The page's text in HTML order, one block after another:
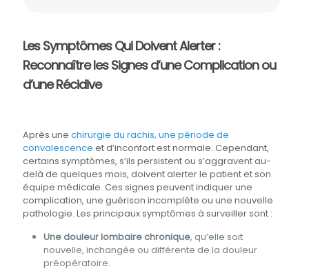
Les Symptômes Qui Doivent Alerter :
Reconnaître les Signes d’une Complication ou
d’une Récidive
Après une chirurgie du rachis, une période de
convalescence et d’inconfort est normale. Cependant,
certains symptômes, s’ils persistent ou s’aggravent au-
delà de quelques mois, doivent alerter le patient et son
équipe médicale. Ces signes peuvent indiquer une
complication, une guérison incomplète ou une nouvelle
pathologie. Les principaux symptômes à surveiller sont :
Une douleur lombaire chronique, qu’elle soit
nouvelle, inchangée ou différente de la douleur
préopératoire.